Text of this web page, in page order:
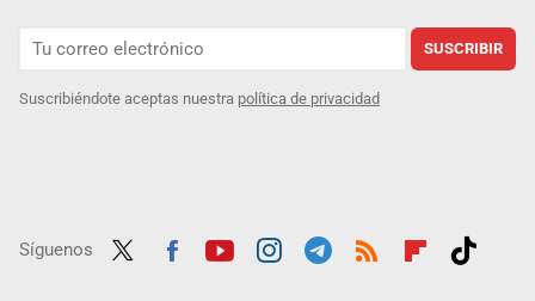
SUSCRIBIR
Suscribiéndote aceptas nuestra política de privacidad
Síguenos